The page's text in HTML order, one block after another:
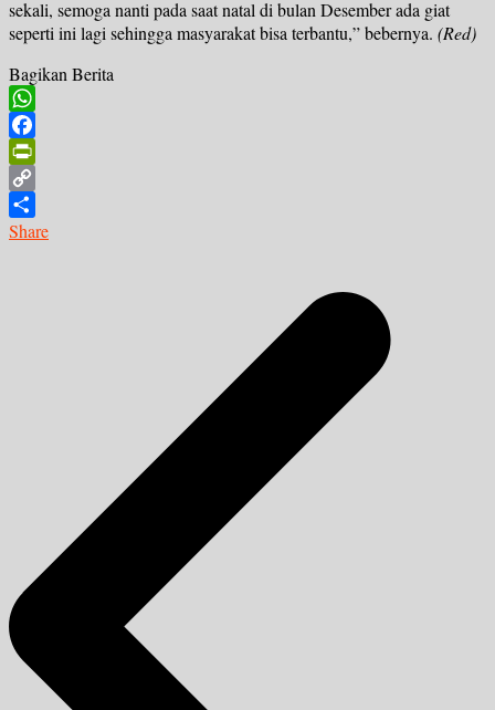
sekali, semoga nanti pada saat natal di bulan Desember ada giat
seperti ini lagi sehingga masyarakat bisa terbantu,” bebernya. (Red)
Bagikan Berita
WhatsApp
Facebook
PrintFriendly
Copy
Link
Share